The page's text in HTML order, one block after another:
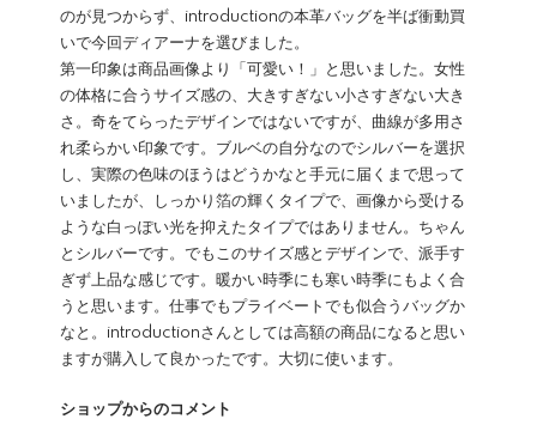
のが見つからず、introductionの本革バッグを半ば衝動買
いで今回ディアーナを選びました。
第一印象は商品画像より「可愛い！」と思いました。女性
の体格に合うサイズ感の、大きすぎない小さすぎない大き
さ。奇をてらったデザインではないですが、曲線が多用さ
れ柔らかい印象です。ブルベの自分なのでシルバーを選択
し、実際の色味のほうはどうかなと手元に届くまで思って
いましたが、しっかり箔の輝くタイプで、画像から受ける
ような白っぽい光を抑えたタイプではありません。ちゃん
とシルバーです。でもこのサイズ感とデザインで、派手す
ぎず上品な感じです。暖かい時季にも寒い時季にもよく合
うと思います。仕事でもプライベートでも似合うバッグか
なと。introductionさんとしては高額の商品になると思い
ますが購入して良かったです。大切に使います。
ショップからのコメント